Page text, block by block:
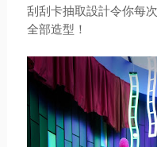
刮刮卡抽取設計令你每
全部造型！